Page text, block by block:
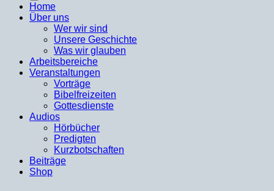
Home
Über uns
Wer wir sind
Unsere Geschichte
Was wir glauben
Arbeitsbereiche
Veranstaltungen
Vorträge
Bibelfreizeiten
Gottesdienste
Audios
Hörbücher
Predigten
Kurzbotschaften
Beiträge
Shop